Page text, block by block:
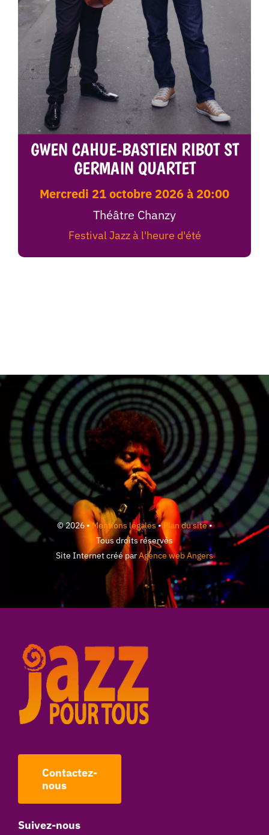
GWEN CAHUE-BASTIEN RIBOT ST
GERMAIN QUARTET
mercredi 21 octobre 2026 à 20:00
Théâtre Chanzy
Festival Jazz à l'heure d'été
© 2026 •Mentions légales•Plan du site•
Tous droits réservés
Site Internet créé parAgence web Angers
Contactez-
nous
Suivez-nous